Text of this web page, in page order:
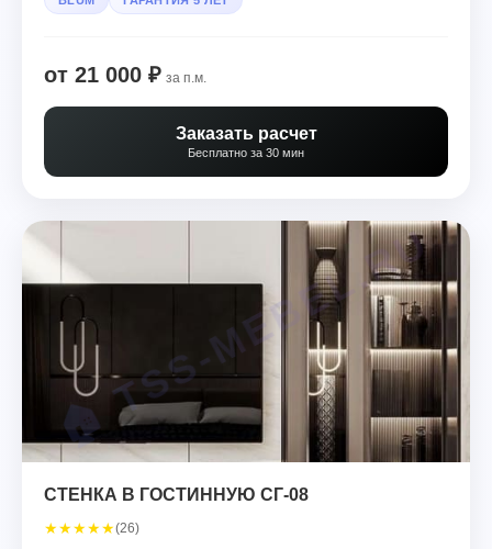
от 21 000 ₽ за п.м.
Заказать расчет
Бесплатно за 30 мин
СТЕНКА В ГОСТИННУЮ СГ-08
★★★★★(26)